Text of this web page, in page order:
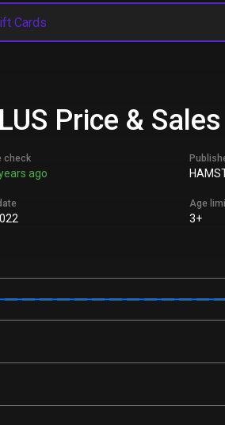
Cards
Price &
check
ago
Age
3+